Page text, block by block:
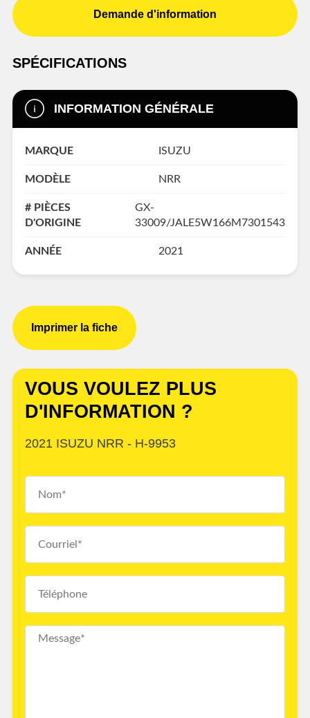
Demande d'information
SPÉCIFICATIONS
INFORMATION GÉNÉRALE
MARQUE ISUZU
MODÈLE NRR
# PIÈCES
D'ORIGINE
GX-
33009/JALE5W166M7301543
ANNÉE 2021
Imprimer la fiche
VOUS VOULEZ PLUS
D'INFORMATION ?
2021 ISUZU NRR - H-9953